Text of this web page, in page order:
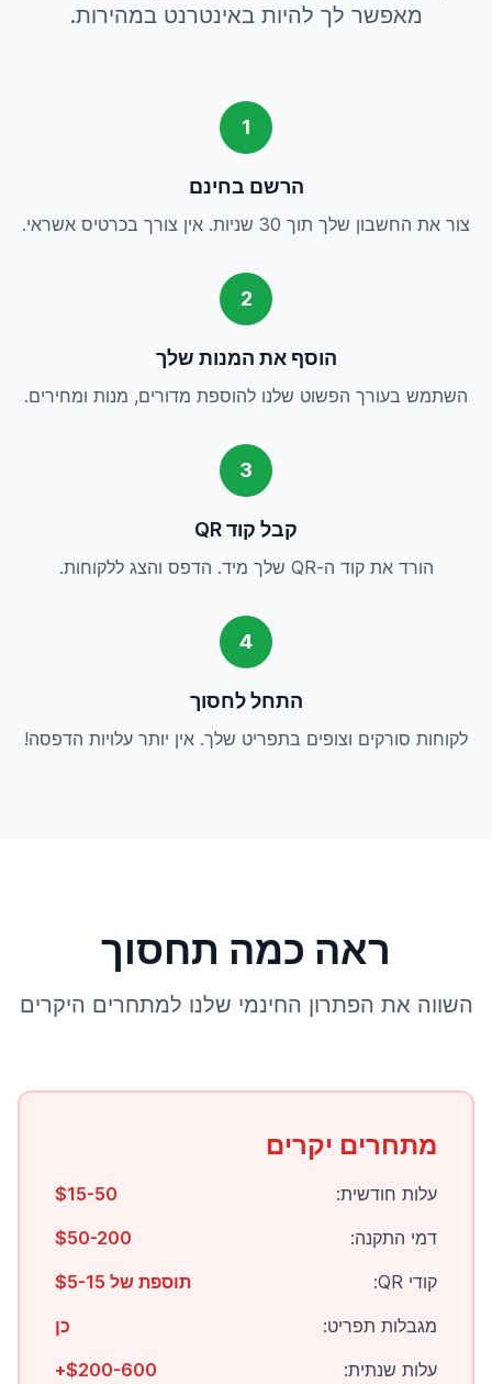
מאפשר לך להיות באינטרנט במהירות.
1
הרשם בחינם
צור את החשבון שלך תוך 30 שניות. אין צורך בכרטיס אשראי.
2
הוסף את המנות שלך
השתמש בעורך הפשוט שלנו להוספת מדורים, מנות ומחירים.
3
קבל קוד QR
הורד את קוד ה-QR שלך מיד. הדפס והצג ללקוחות.
4
התחל לחסוך
לקוחות סורקים וצופים בתפריט שלך. אין יותר עלויות הדפסה!
ראה כמה תחסוך
השווה את הפתרון החינמי שלנו למתחרים היקרים
מתחרים יקרים
עלות חודשית:
$15-50
דמי התקנה:
$50-200
קודי QR:
תוספת של $5-15
מגבלות תפריט:
כן
עלות שנתית:
$200-600+